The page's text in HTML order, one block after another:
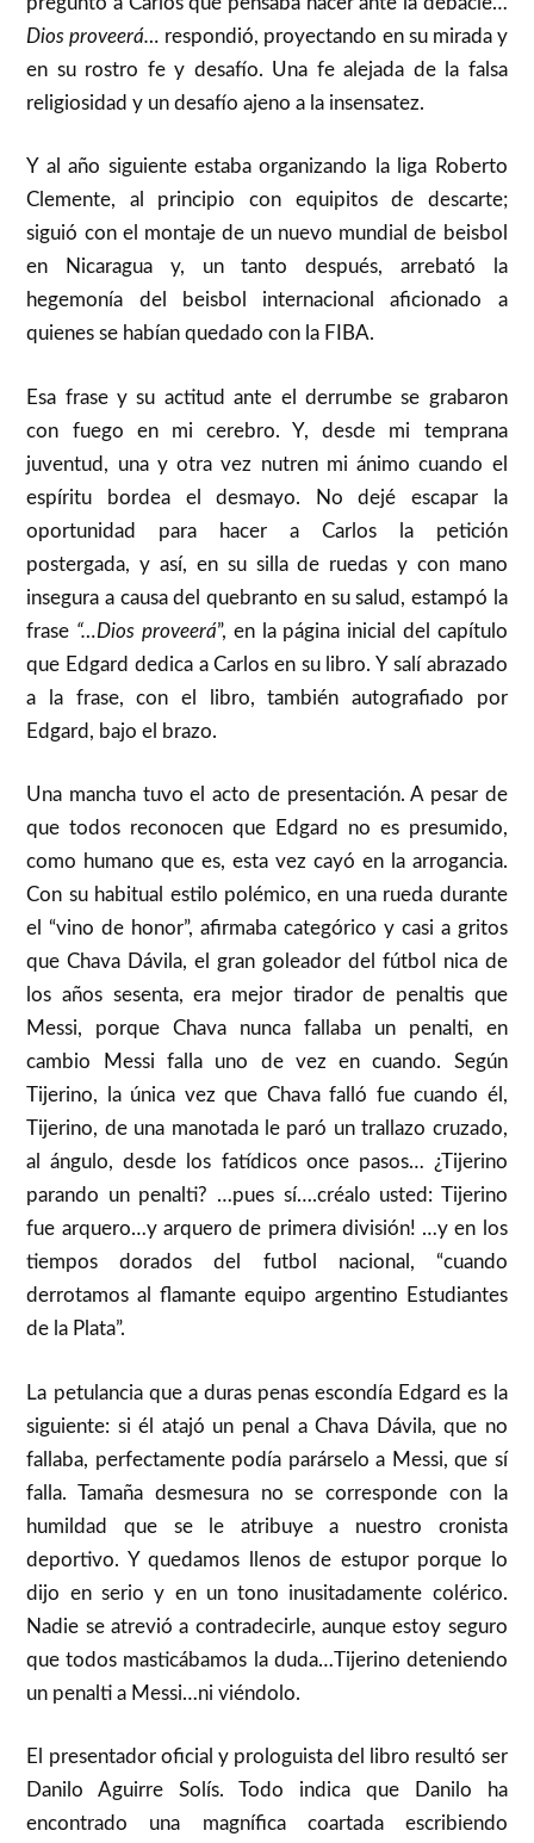
Dios proveerá… respondió, proyectando en su mirada y
en su rostro fe y desafío. Una fe alejada de la falsa
religiosidad y un desafío ajeno a la insensatez.
Y al año siguiente estaba organizando la liga Roberto
Clemente, al principio con equipitos de descarte;
siguió con el montaje de un nuevo mundial de beisbol
en Nicaragua y, un tanto después, arrebató la
hegemonía del beisbol internacional aficionado a
quienes se habían quedado con la FIBA.
Esa frase y su actitud ante el derrumbe se grabaron
con fuego en mi cerebro. Y, desde mi temprana
juventud, una y otra vez nutren mi ánimo cuando el
espíritu bordea el desmayo. No dejé escapar la
oportunidad para hacer a Carlos la petición
postergada, y así, en su silla de ruedas y con mano
insegura a causa del quebranto en su salud, estampó la
frase “…Dios proveerá”, en la página inicial del capítulo
que Edgard dedica a Carlos en su libro. Y salí abrazado
a la frase, con el libro, también autografiado por
Edgard, bajo el brazo.
Una mancha tuvo el acto de presentación. A pesar de
que todos reconocen que Edgard no es presumido,
como humano que es, esta vez cayó en la arrogancia.
Con su habitual estilo polémico, en una rueda durante
el “vino de honor”, afirmaba categórico y casi a gritos
que Chava Dávila, el gran goleador del fútbol nica de
los años sesenta, era mejor tirador de penaltis que
Messi, porque Chava nunca fallaba un penalti, en
cambio Messi falla uno de vez en cuando. Según
Tijerino, la única vez que Chava falló fue cuando él,
Tijerino, de una manotada le paró un trallazo cruzado,
al ángulo, desde los fatídicos once pasos… ¿Tijerino
parando un penalti? …pues sí….créalo usted: Tijerino
fue arquero…y arquero de primera división! …y en los
tiempos dorados del futbol nacional, “cuando
derrotamos al flamante equipo argentino Estudiantes
de la Plata”.
La petulancia que a duras penas escondía Edgard es la
siguiente: si él atajó un penal a Chava Dávila, que no
fallaba, perfectamente podía parárselo a Messi, que sí
falla. Tamaña desmesura no se corresponde con la
humildad que se le atribuye a nuestro cronista
deportivo. Y quedamos llenos de estupor porque lo
dijo en serio y en un tono inusitadamente colérico.
Nadie se atrevió a contradecirle, aunque estoy seguro
que todos masticábamos la duda…Tijerino deteniendo
un penalti a Messi…ni viéndolo.
El presentador oficial y prologuista del libro resultó ser
Danilo Aguirre Solís. Todo indica que Danilo ha
encontrado una magnífica coartada escribiendo